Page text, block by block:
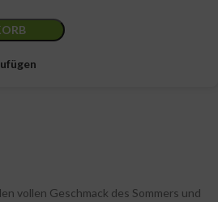
vollen Geschmack des Sommers und